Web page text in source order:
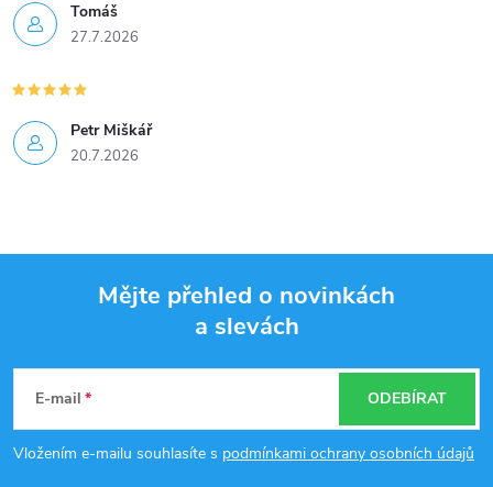
Tomáš
27.7.2026
Petr Miškář
20.7.2026
p
Mějte přehled o novinkách
a slevách
E-mail
Vložením e-mailu souhlasíte s podmínkami ochrany osobních údajů
ODEBÍRAT